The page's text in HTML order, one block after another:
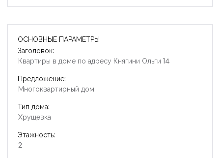
ОСНОВНЫЕ ПАРАМЕТРЫ
Заголовок:
Квартиры в доме по адресу Княгини Ольги 14
Предложение:
Многоквартирный дом
Тип дома:
Хрущевка
Этажность:
2